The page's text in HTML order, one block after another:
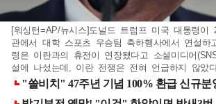
[워싱턴=AP/뉴시스]도널드 트럼프 미국 대통령이
관에서 대학 스포츠 우승팀 축하행사에서 연설하
령은 이란과의 휴전이 연장됐다고 소셜미디어
설에 나섰는데, 이란 전쟁은 전혀 언급하지 않았